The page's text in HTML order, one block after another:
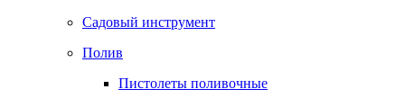
Садовый инструмент
Полив
Пистолеты поливочные